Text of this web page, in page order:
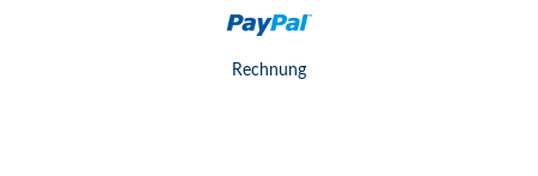
Rechnung